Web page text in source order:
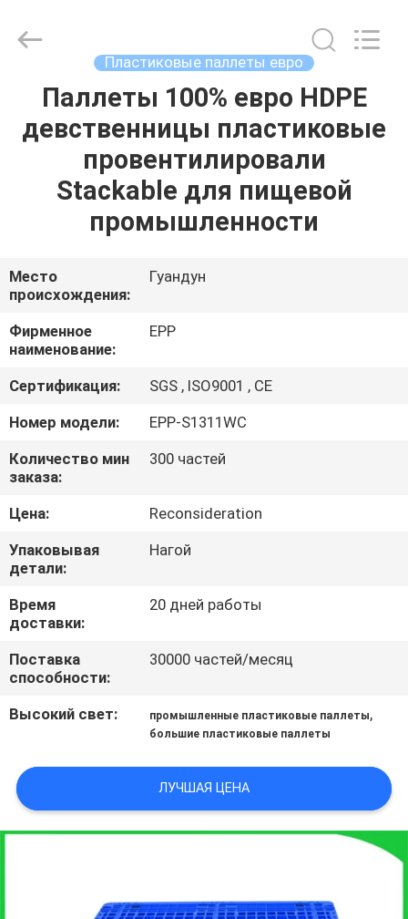
ДОМОЙ
ПРОДУКТЫ
КОМПАНИИ
ЭКСКУРСИЯ
ПО
ЗАВОДУ
КОНТРОЛЬ
КАЧЕСТВА
СВЯЖИТЕСЬ
С
НАМИ
ЗАПРОСИТЬ
РАСЦЕНКИ
КАРТА
PRIVACY
POLICY
2017
Co.,Ltd..
Пластиковые паллеты евро
Паллеты 100% евро HDPE
девственницы пластиковые
провентилировали
Stackable для пищевой
промышленности
Место
происхождения:
Гуандун
Фирменное
наименование:
EPP
Сертификация:
SGS , ISO9001 , CE
Номер модели:
EPP-S1311WC
Количество мин
заказа:
300 частей
Цена:
Reconsideration
Упаковывая
детали:
Нагой
Время
доставки:
20 дней работы
Поставка
способности:
30000 частей/месяц
Высокий свет: промышленные пластиковые паллеты,
большие пластиковые паллеты
ЛУЧШАЯ ЦЕНА